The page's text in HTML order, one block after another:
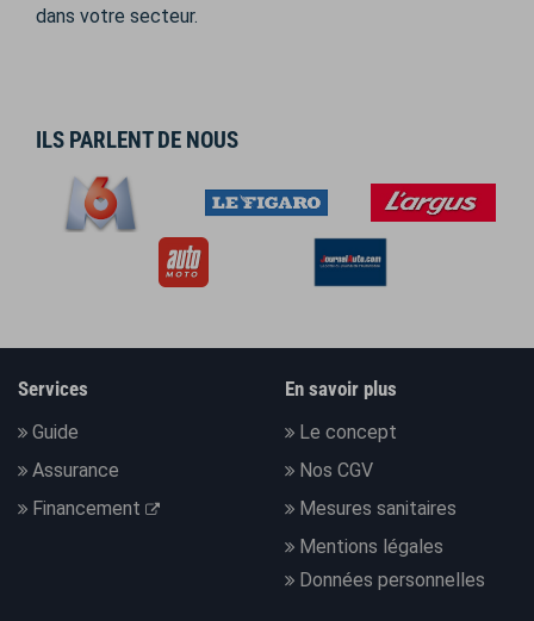
dans votre secteur.
ILS PARLENT DE NOUS
Services
Guide
Assurance
Financement
En savoir plus
Le concept
Nos CGV
Mesures sanitaires
Mentions légales
Données personnelles